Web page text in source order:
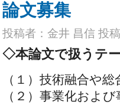
論文募集
投稿者： 金井 昌信 投
◇本論文で扱うテ
（１）技術融合や
（２）事業化およ